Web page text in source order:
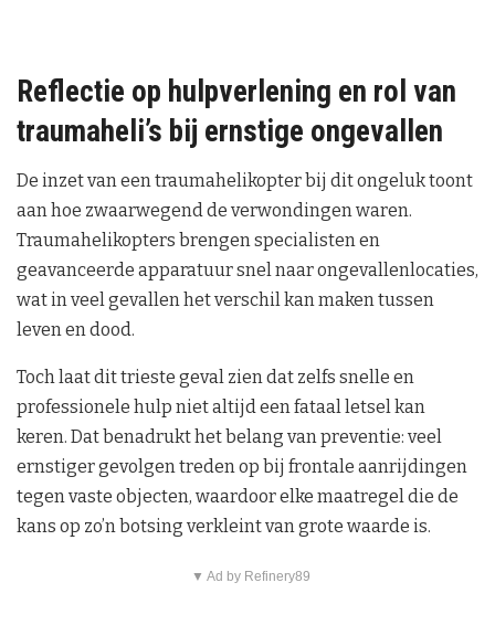
Reflectie op hulpverlening en rol van
traumaheli’s bij ernstige ongevallen
De inzet van een traumahelikopter bij dit ongeluk toont
aan hoe zwaarwegend de verwondingen waren.
Traumahelikopters brengen specialisten en
geavanceerde apparatuur snel naar ongevallenlocaties,
wat in veel gevallen het verschil kan maken tussen
leven en dood.
Toch laat dit trieste geval zien dat zelfs snelle en
professionele hulp niet altijd een fataal letsel kan
keren. Dat benadrukt het belang van preventie: veel
ernstiger gevolgen treden op bij frontale aanrijdingen
tegen vaste objecten, waardoor elke maatregel die de
kans op zo’n botsing verkleint van grote waarde is.
▼ Ad by Refinery89